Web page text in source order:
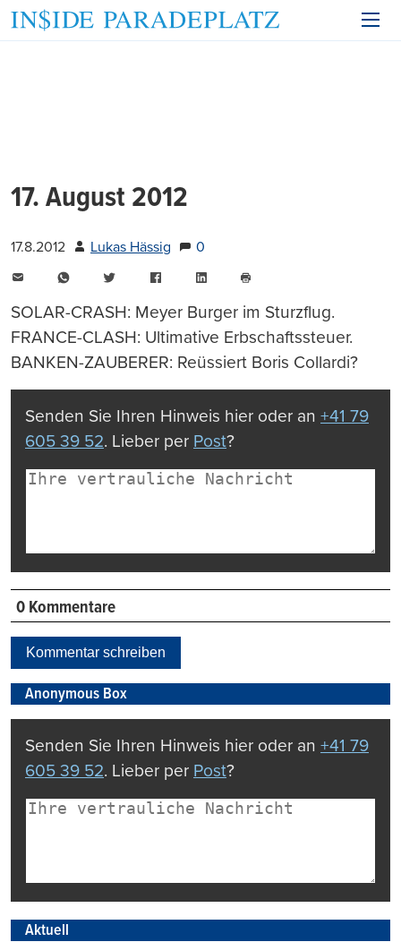
17. August 2012
17.8.2012 Lukas Hässig
0
WhatsAppTwitter FacebookLinkedIn
drucken
SOLAR-CRASH: Meyer Burger im Sturzflug.
FRANCE-CLASH: Ultimative Erbschaftssteuer.
BANKEN-ZAUBERER: Reüssiert Boris Collardi?
Senden Sie Ihren Hinweis hier oder an +41 79
605 39 52. Lieber per Post?
0 Kommentare
Kommentar schreiben
Anonymous Box
Senden Sie Ihren Hinweis hier oder an +41 79
605 39 52. Lieber per Post?
Aktuell